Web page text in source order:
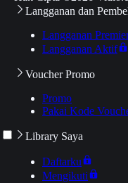
Langganan dan
Langganan
Langganan Aktif
Voucher Promo
Promo
Pakai Kode
Library Saya
Daftarku
Mengikuti